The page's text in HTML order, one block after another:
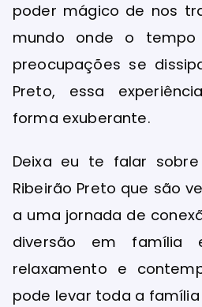
poder mágico de nos
mundo onde o
preocupações se
Preto, essa
forma exuberante.
Deixa eu te falar
Ribeirão Preto que são
a uma jornada de
diversão em família
relaxamento e
pode levar toda a